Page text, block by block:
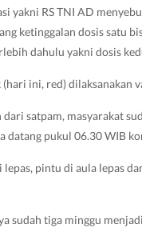
yakni RS TNI AD
ketinggalan dosis satu
dahulu yakni dosis
ini, red) dilaksanakan
dari satpam, masyarakat
datang pukul 06.30 WIB
pintu di aula lepas
sudah tiga minggu